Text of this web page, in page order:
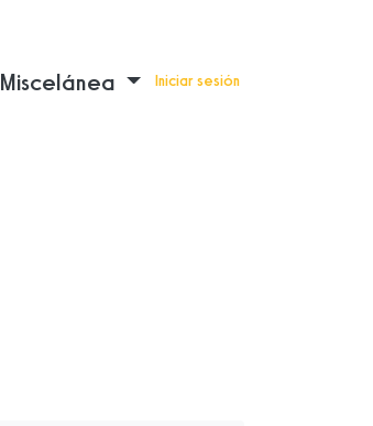
Miscelánea Iniciar sesión